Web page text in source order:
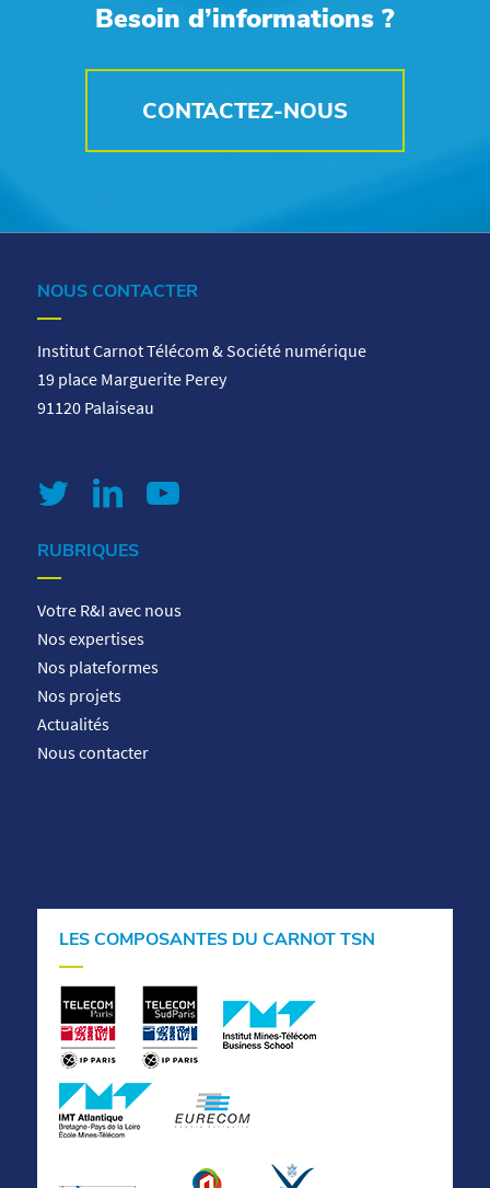
Besoin d’informations ?
CONTACTEZ-NOUS
NOUS CONTACTER
Institut Carnot Télécom & Société numérique
19 place Marguerite Perey
91120 Palaiseau
RUBRIQUES
Votre R&I avec nous
Nos expertises
Nos plateformes
Nos projets
Actualités
Nous contacter
LES COMPOSANTES DU CARNOT TSN